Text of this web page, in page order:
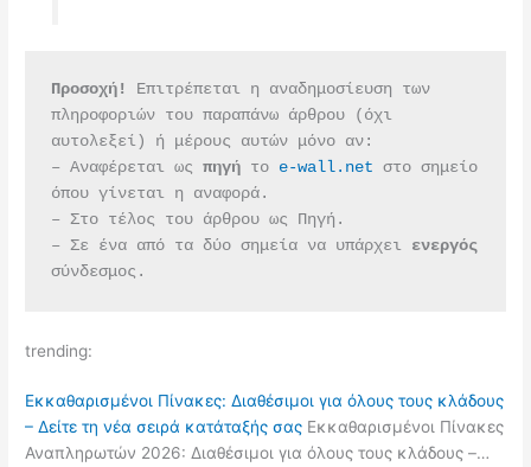
Προσοχή!
Επιτρέπεται η αναδημοσίευση των
πληροφοριών του παραπάνω άρθρου (όχι
αυτολεξεί) ή μέρους αυτών μόνο αν:
– Αναφέρεται ως πηγή το e-wall.net στο σημείο
όπου γίνεται η αναφορά.
– Στο τέλος του άρθρου ως Πηγή.
– Σε ένα από τα δύο σημεία να υπάρχει
σύνδεσμος.
trending:
Εκκαθαρισμένοι Πίνακες: Διαθέσιμοι για όλους τους κλάδους
– Δείτε τη νέα σειρά κατάταξής σας Εκκαθαρισμένοι Πίνακες
Αναπληρωτών 2026: Διαθέσιμοι για όλους τους κλάδους –…